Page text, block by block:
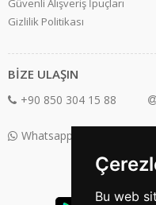
Bu web
Güvenli Alışveriş İpuçları
Gizlilik Politikası
BİZE ULAŞIN
+90 850 304 15 88
Whatsapp Destek: +90